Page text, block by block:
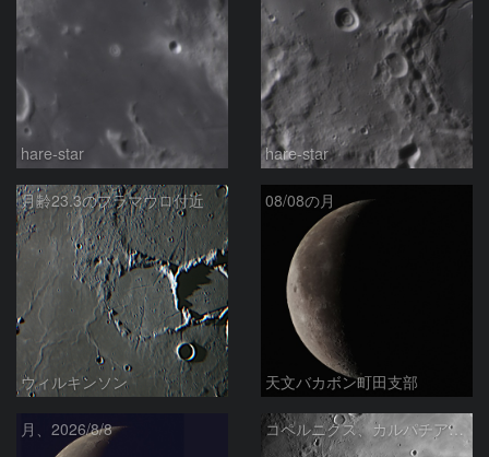
hare-star hare-star
月齢23.3のフラマウロ付近
ウィルキンソン
08/08の月
天文バカボン町田支部
月、2026/8/8 コペルニクス、カルパチア山脈付近